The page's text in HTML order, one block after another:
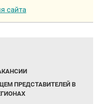
сайта
ПРЕДСТАВИТЕЛЕЙ В